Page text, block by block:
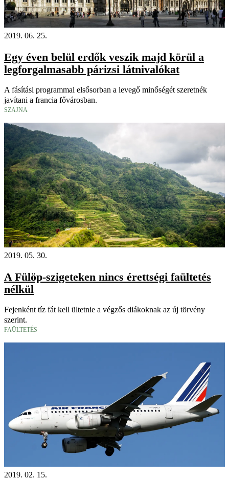
2019. 06. 25.
Egy éven belül erdők veszik majd körül a
legforgalmasabb párizsi látnivalókat
A fásítási programmal elsősorban a levegő minőségét szeretnék
javítani a francia fővárosban.
SZAJNA
2019. 05. 30.
A Fülöp-szigeteken nincs érettségi faültetés
nélkül
Fejenként tíz fát kell ültetnie a végzős diákoknak az új törvény
szerint.
FAÜLTETÉS
2019. 02. 15.